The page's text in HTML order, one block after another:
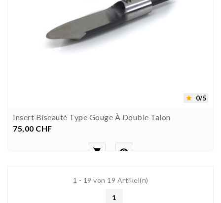
 0/5
Insert Biseauté Type Gouge À Double Talon
Preis
75,00 CHF
 
1 - 19 von 19 Artikel(n)
1